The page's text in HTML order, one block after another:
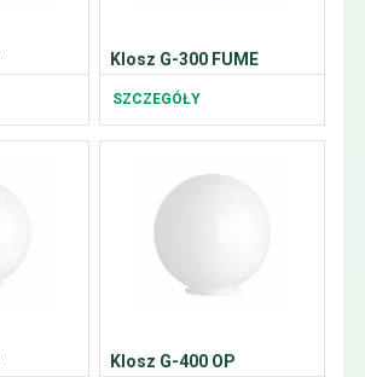
Klosz G-300 FUME
SZCZEGÓŁY
Klosz G-400 OP